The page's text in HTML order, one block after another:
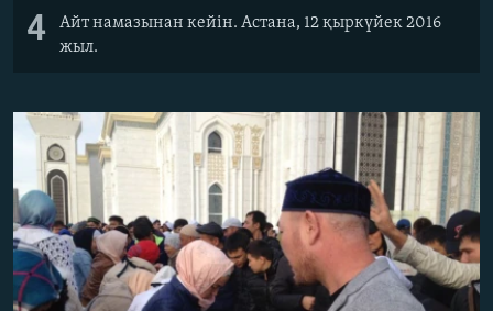
4
Айт намазынан кейін. Астана, 12 қыркүйек 2016
жыл.